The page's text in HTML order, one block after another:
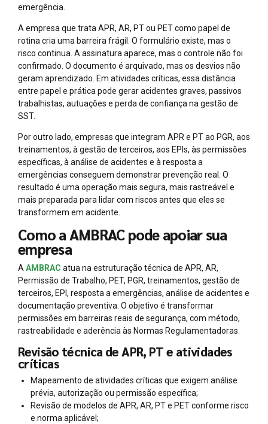
emergência.
A empresa que trata APR, AR, PT ou PET como papel de
rotina cria uma barreira frágil. O formulário existe, mas o
risco continua. A assinatura aparece, mas o controle não foi
confirmado. O documento é arquivado, mas os desvios não
geram aprendizado. Em atividades críticas, essa distância
entre papel e prática pode gerar acidentes graves, passivos
trabalhistas, autuações e perda de confiança na gestão de
SST.
Por outro lado, empresas que integram APR e PT ao PGR, aos
treinamentos, à gestão de terceiros, aos EPIs, às permissões
específicas, à análise de acidentes e à resposta a
emergências conseguem demonstrar prevenção real. O
resultado é uma operação mais segura, mais rastreável e
mais preparada para lidar com riscos antes que eles se
transformem em acidente.
Como a AMBRAC pode apoiar sua
empresa
A AMBRAC atua na estruturação técnica de APR, AR,
Permissão de Trabalho, PET, PGR, treinamentos, gestão de
terceiros, EPI, resposta a emergências, análise de acidentes e
documentação preventiva. O objetivo é transformar
permissões em barreiras reais de segurança, com método,
rastreabilidade e aderência às Normas Regulamentadoras.
Revisão técnica de APR, PT e atividades
críticas
Mapeamento de atividades críticas que exigem análise
prévia, autorização ou permissão específica;
Revisão de modelos de APR, AR, PT e PET conforme risco
e norma aplicável;